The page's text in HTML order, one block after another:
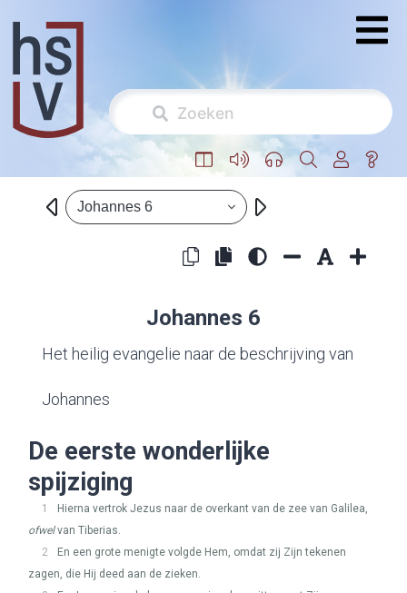
Johannes 6
Johannes 6
Het heilig evangelie naar de beschrijving van
Johannes
De eerste wonderlijke
spijziging
1
Hierna vertrok Jezus naar de overkant van de zee van Galilea,
ofwelvan Tiberias.
2
En een grote menigte volgde Hem, omdat zij Zijn tekenen
zagen, die Hij deed aan de zieken.